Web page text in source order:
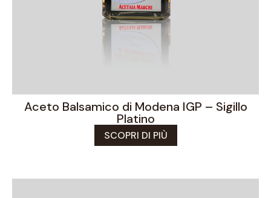
Aceto Balsamico di Modena IGP – Sigillo
Platino
SCOPRI DI PIÙ